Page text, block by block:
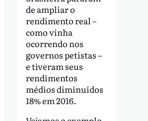
de ampliar o
rendimento real –
como vinha
ocorrendo nos
governos petistas –
e tiveram seus
rendimentos
médios diminuídos
18% em 2016.